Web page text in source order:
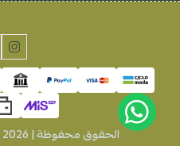
الحقوق محفوظة | 2026